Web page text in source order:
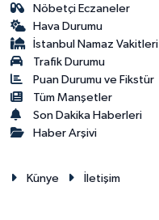
Nöbetçi Eczaneler
Hava Durumu
İstanbul Namaz Vakitleri
Trafik Durumu
Puan Durumu ve Fikstür
Tüm Manşetler
Son Dakika Haberleri
Haber Arşivi
Künye İletişim